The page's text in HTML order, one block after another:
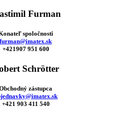
Furman
spoločnosti
furman@imatex.sk
+421907 951 600
Schrötter
zástupca
+421 903 411 540